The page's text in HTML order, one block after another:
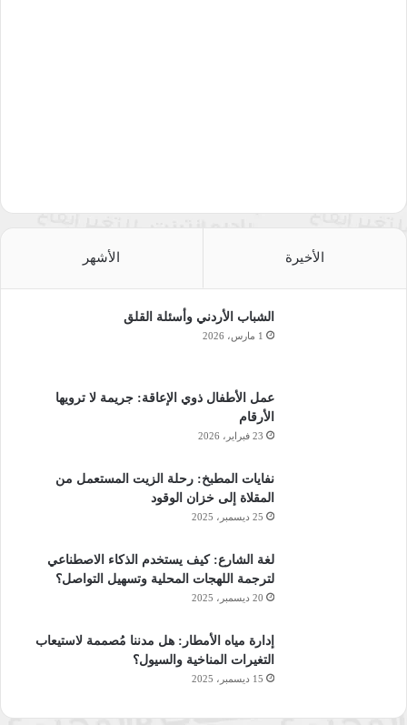
الأخيرة الأشهر
الشباب الأردني وأسئلة القلق
1 مارس، 2026
عمل الأطفال ذوي الإعاقة: جريمة لا ترويها
الأرقام
23 فبراير، 2026
نفايات المطبخ: رحلة الزيت المستعمل من
المقلاة إلى خزان الوقود
25 ديسمبر، 2025
لغة الشارع: كيف يستخدم الذكاء الاصطناعي
لترجمة اللهجات المحلية وتسهيل التواصل؟
20 ديسمبر، 2025
إدارة مياه الأمطار: هل مدننا مُصممة لاستيعاب
التغيرات المناخية والسيول؟
15 ديسمبر، 2025